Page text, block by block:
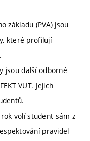
základu (PVA) jsou
které profilují
jsou další odborné
VUT. Jejich
volí student sám z
pravidel